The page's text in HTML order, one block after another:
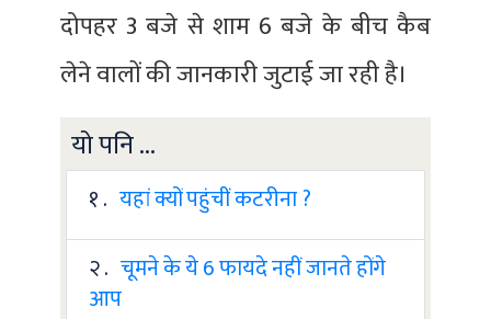
दोपहर 3 बजे से शाम 6 बजे के बीच कैब
लेने वालों की जानकारी जुटाई जा रही है।
यो पनि ...
१ . यहां क्यों पहुंचीं कटरीना ?
२ . चूमने के ये 6 फायदे नहीं जानते होंगे
आप